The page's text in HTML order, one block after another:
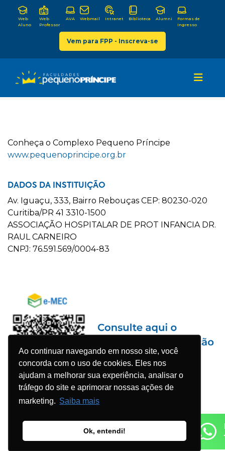
Ao continuar navegando em nosso site, você
concorda com o uso de cookies. Eles nos
ajudam a melhorar sua experiência, analisar o
tráfego do site e aprimorar nossas ações de
marketing. Saiba mais
Ok, entendi!
Web
Aluno
Web
Professor
AVA Webmail Intranet Biblioteca Alumni
Formas de
Ingresso
Vem para FPP - Inscreva-se
Conheça o Complexo Pequeno Príncipe
www.pequenoprincipe.org.br
DADOS DA INSTITUIÇÃO
Av. Iguaçu, 333, Bairro Rebouças CEP: 80230-020
Curitiba/PR 41 3310-1500
ASSOCIAÇÃO HOSPITALAR DE PROT INFANCIA DR.
RAUL CARNEIRO
CNPJ: 76.591.569/0004-83
© 2023 Faculdade Pequeno Príncipe - Todos os direitos